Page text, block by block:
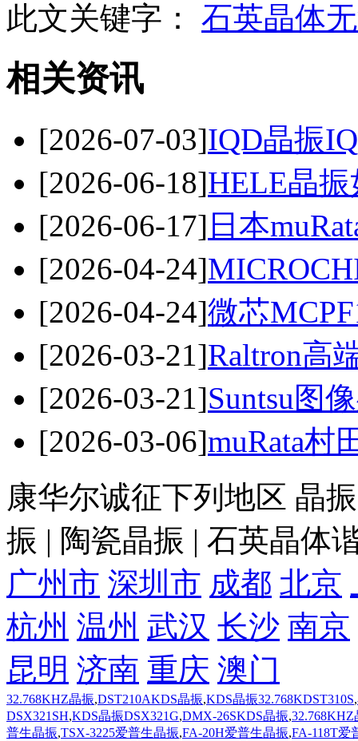
此文关键字： 石英晶体
相关资讯
[2026-07-03]IQD晶振
[2026-06-18]HELE晶
[2026-06-17] 日本
[2026-04-24]
[2026-04-24]微芯
[2026-03-21]Raltron高
[2026-03-21]Suntsu图
[2026-03-06]muRata村
康华尔诚征下列地区 晶
振 | 陶瓷晶振 | 石英晶体
广州市 深圳市 成都 北京
杭州 温州 武汉 长沙 南京
昆明 济南 重庆 澳门
32.768KHZ晶振,DST210AKDS晶振,KDS晶振32.768KDST310S,
DSX321SH,KDS晶振DSX321G,DMX-26SKDS晶振,32.768KHZ
普生晶振,TSX-3225爱普生晶振,FA-20H爱普生晶振,FA-118T爱